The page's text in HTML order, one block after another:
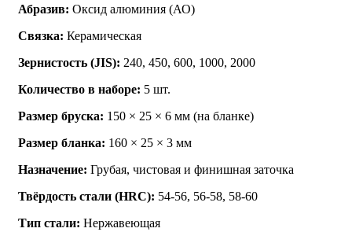
Абразив: Оксид алюминия (АО)
Связка: Керамическая
Зернистость (JIS): 240, 450, 600, 1000, 2000
Количество в наборе: 5 шт.
Размер бруска: 150 × 25 × 6 мм (на бланке)
Размер бланка: 160 × 25 × 3 мм
Назначение: Грубая, чистовая и финишная заточка
Твёрдость стали (HRC): 54-56, 56-58, 58-60
Тип стали: Нержавеющая